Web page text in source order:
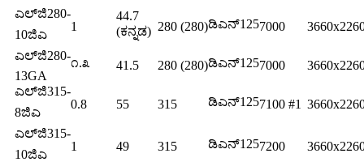
ಎಲ್‌ಜಿ280-
10ಜಿಎ
1
44.7
(ಕನ್ನಡ) 280 (280)ಡಿಎನ್1257000
ಎಲ್‌ಜಿ280-
13GA
೧.೩ 41.5 280 (280)ಡಿಎನ್1257000
ಎಲ್‌ಜಿ315-
8ಜಿಎ
0.8 55 315 ಡಿಎನ್1257100 #1
ಎಲ್‌ಜಿ315-
10ಜಿಎ
1 49 315 ಡಿಎನ್1257200